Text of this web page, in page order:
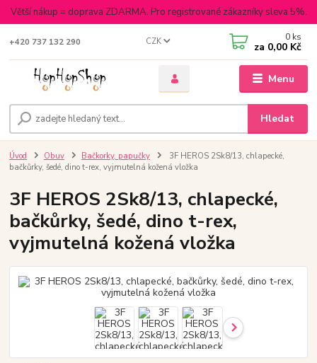
Větší nákup = doprava ZDARMA. Pro registrované zákazníky sleva 5%.
Menu
CZK
Hledat
+420 737 132 290 0 ks
za 0,00 Kč
Úvod Obuv Bačkorky, papučky
3F HEROS 2Sk8/13, chlapecké,
bačkůrky, šedé, dino t-rex, vyjmutelná kožená vložka
3F HEROS 2Sk8/13, chlapecké,
bačkůrky, šedé, dino t-rex,
vyjmutelná kožená vložka